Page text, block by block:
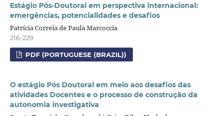
Estágio Pós-Doutoral em perspectiva internacional:
emergências, potencialidades e desafios
Patrícia Correia de Paula Marcoccia
216-229
PDF (PORTUGUESE (BRAZIL))
O estágio Pós Doutoral em meio aos desafios das
atividades Docentes e o processo de construção da
autonomia investigativa